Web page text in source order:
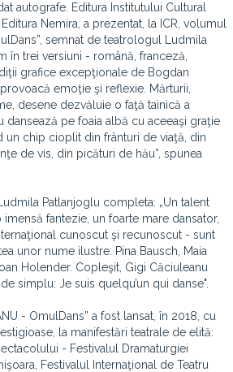
autografe. Editura Institutului Cultural
Nemira, a prezentat, la ICR, volumul
semnat de teatrologul Ludmila
în trei versiuni - română, franceză,
grafice excepţionale de Bogdan
emoţie şi reflexie. Mărturii,
desene dezvăluie o faţă tainică a
dansează pe foaia albă cu aceeaşi graţie
un chip cioplit din frânturi de viaţă, din
de vis, din picături de hău”, spunea
Patlanjoglu completa: „Un talent
fantezie, un foarte mare dansator,
cunoscut şi recunoscut - sunt
unor nume ilustre: Pina Bausch, Maia
Holender. Copleşit, Gigi Căciuleanu
simplu: Je suis quelqu’un qui danse".
- OmulDans” a fost lansat, în 2018, cu
la manifestări teatrale de elită:
- Festivalul Dramaturgiei
Festivalul Internaţional de Teatru